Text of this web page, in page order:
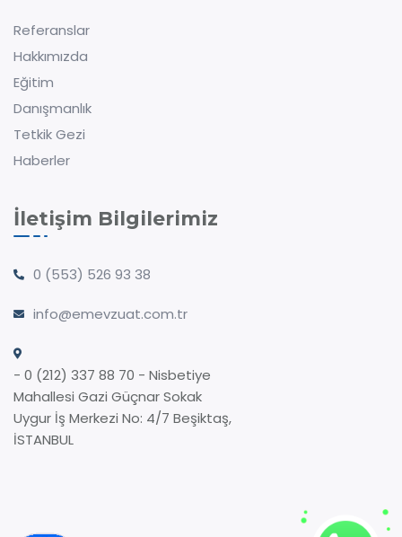
Referanslar
Hakkımızda
Eğitim
Danışmanlık
Tetkik Gezi
Haberler
İletişim Bilgilerimiz
0 (553) 526 93 38
info@emevzuat.com.tr
- 0 (212) 337 88 70 - Nisbetiye
Mahallesi Gazi Güçnar Sokak
Uygur İş Merkezi No: 4/7 Beşiktaş,
İSTANBUL